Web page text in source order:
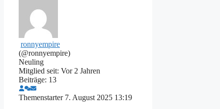
ronnyempire
(@ronnyempire)
Neuling
Mitglied seit: Vor 2 Jahren
Beiträge: 13
Themenstarter 7. August 2025 13:19